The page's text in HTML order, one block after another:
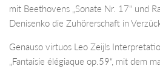
mit Beethovens „Sonate Nr. 17“ und
Denisenko die Zuhörerschaft in
Genauso virtuos Leo Zeijls
„Fantaisie élégiaque op.59“, mit dem